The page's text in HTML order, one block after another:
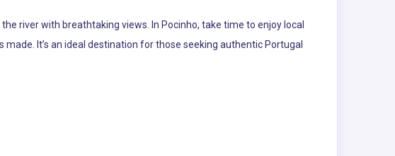
river with breathtaking views. In Pocinho, take time to enjoy local
It’s an ideal destination for those seeking authentic Portugal